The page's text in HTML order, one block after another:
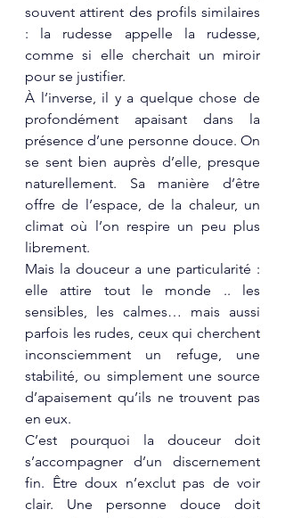
souvent attirent des profils similaires
: la rudesse appelle la rudesse,
comme si elle cherchait un miroir
pour se justifier.
À l’inverse, il y a quelque chose de
profondément apaisant dans la
présence d’une personne douce. On
se sent bien auprès d’elle, presque
naturellement. Sa manière d’être
offre de l’espace, de la chaleur, un
climat où l’on respire un peu plus
librement.
Mais la douceur a une particularité :
elle attire tout le monde .. les
sensibles, les calmes… mais aussi
parfois les rudes, ceux qui cherchent
inconsciemment un refuge, une
stabilité, ou simplement une source
d’apaisement qu’ils ne trouvent pas
en eux.
C’est pourquoi la douceur doit
s’accompagner d’un discernement
fin. Être doux n’exclut pas de voir
clair. Une personne douce doit